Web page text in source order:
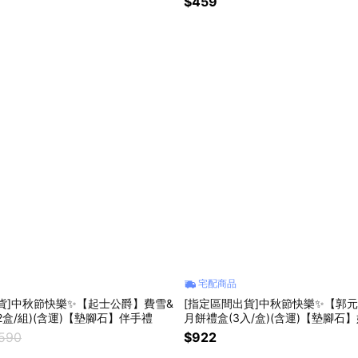
]中秋節快樂✨【起士公爵】費雪&
/組)(含運)【墊腳石】伴手禮
宅配商品
[指定區間出貨]中秋節快樂✨【郭
月餅禮盒(3入/盒)(含運)【墊腳石
品
$922